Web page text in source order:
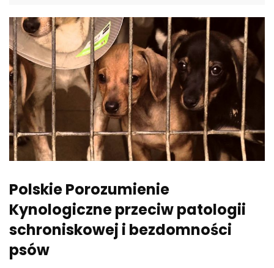
Polskie Porozumienie
Kynologiczne przeciw patologii
schroniskowej i bezdomności
psów